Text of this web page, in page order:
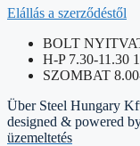
Elállás a szerződéstől
BOLT
H-P 7.30-11.30
SZOMBAT
Über Steel Hungary
designed & powered
üzemeltetés